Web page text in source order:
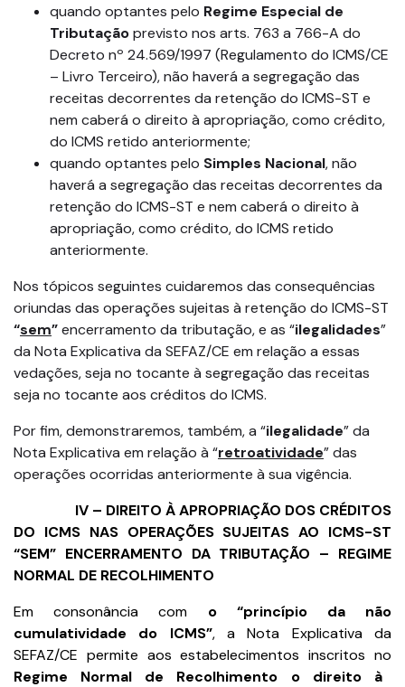
quando optantes pelo Regime Especial de
Tributaçãoprevisto nos arts. 763 a 766-A do
Decreto nº 24.569/1997 (Regulamento do ICMS/CE
– Livro Terceiro), não haverá a segregação das
receitas decorrentes da retenção do ICMS-ST e
nem caberá o direito à apropriação, como crédito,
do ICMS retido anteriormente;
quando optantes pelo Simples Nacional, não
haverá a segregação das receitas decorrentes da
retenção do ICMS-ST e nem caberá o direito à
apropriação, como crédito, do ICMS retido
anteriormente.
Nos tópicos seguintes cuidaremos das consequências
oriundas das operações sujeitas à retenção do ICMS-ST
“sem”encerramento da tributação, e as “ilegalidades”
da Nota Explicativa da SEFAZ/CE em relação a essas
vedações, seja no tocante à segregação das receitas
seja no tocante aos créditos do ICMS.
Por fim, demonstraremos, também, a “ilegalidade” da
Nota Explicativa em relação à “retroatividade” das
operações ocorridas anteriormente à sua vigência.
IV – DIREITO À APROPRIAÇÃO DOS CRÉDITOS
DO ICMS NAS OPERAÇÕES SUJEITAS AO ICMS-ST
“SEM” ENCERRAMENTO DA TRIBUTAÇÃO – REGIME
NORMAL DE RECOLHIMENTO
Em consonância com o “princípio da não
cumulatividade do ICMS”, a Nota Explicativa da
SEFAZ/CE permite aos estabelecimentos inscritos no
Regime Normal de Recolhimento o direito à